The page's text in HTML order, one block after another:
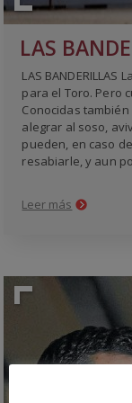
LAS
LAS
para el Toro. Pero
Conocidas
alegrar al soso,
pueden, en caso
resabiarle, y aun
Leer más